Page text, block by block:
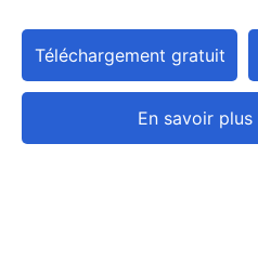
Téléchargement gratuit
En savoir